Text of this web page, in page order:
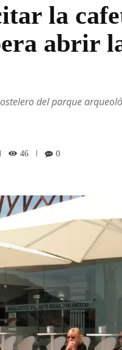
la
abrir
del parque
46 0